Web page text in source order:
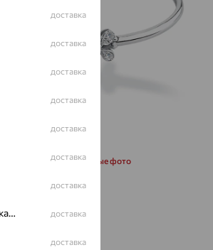
Запросить дополнительные фото
доставка
доставка
доставка
доставка
доставка
доставка
доставка
Актюбинский, Азнакаевский район доставка
доставка